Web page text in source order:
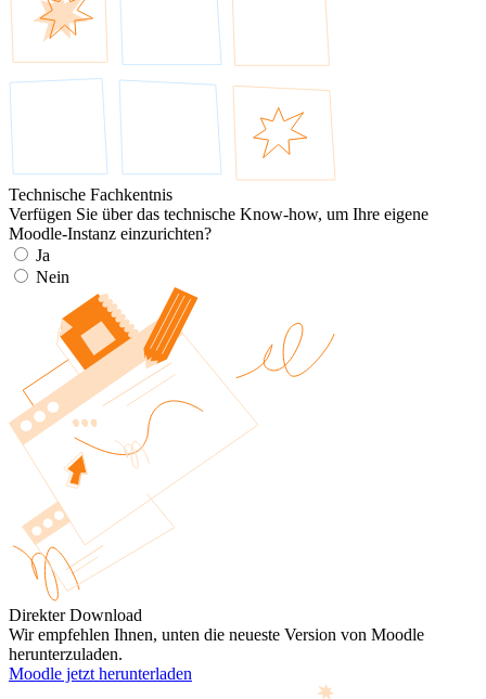
Technische Fachkentnis
Verfügen Sie über das technische Know-how, um Ihre eigene
Moodle-Instanz einzurichten?
Ja
Nein
Direkter Download
Wir empfehlen Ihnen, unten die neueste Version von Moodle
herunterzuladen.
Moodle jetzt herunterladen